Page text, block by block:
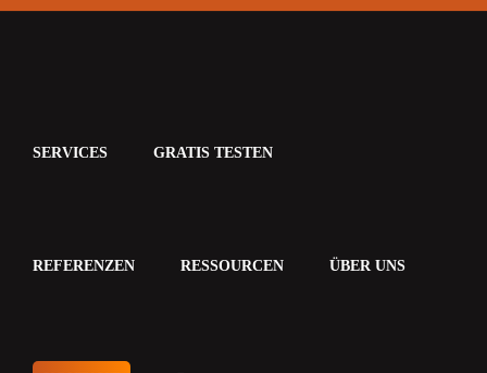
Zum
SERVICES GRATIS TESTEN
REFERENZEN RESSOURCEN ÜBER UNS